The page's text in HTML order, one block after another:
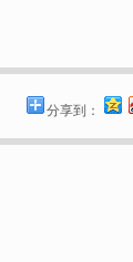
分享到：